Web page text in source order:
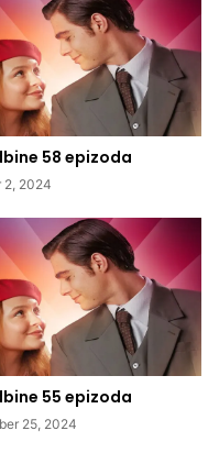
58 epizoda
2, 2024
55 epizoda
25, 2024